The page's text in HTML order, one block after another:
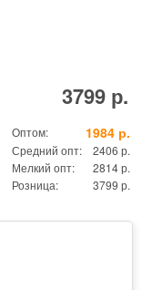
3799 р.
Оптом: 1984 р.
Средний опт:
2406 р.
Мелкий опт:
2814 р.
Розница:
3799 р.